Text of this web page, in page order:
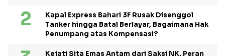
Kapal Express Bahari 3F Rusak Disenggol
Tanker hingga Batal Berlayar, Bagaimana Hak
Penumpang atas Kompensasi?
Kejati Sita Emas Antam dari Saksi NK, Peran